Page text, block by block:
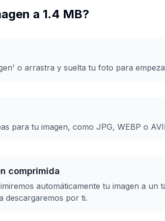
a 1.4 MB?
o arrastra y suelta tu foto para
para tu imagen, como JPG, WEBP o
comprimida
automáticamente tu imagen a un
descargaremos por ti.